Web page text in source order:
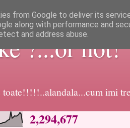
?...or not!
toate!!!!!..alandala...cum imi
2,294,677
from Google to deliver its
along with performance and
and address abuse.